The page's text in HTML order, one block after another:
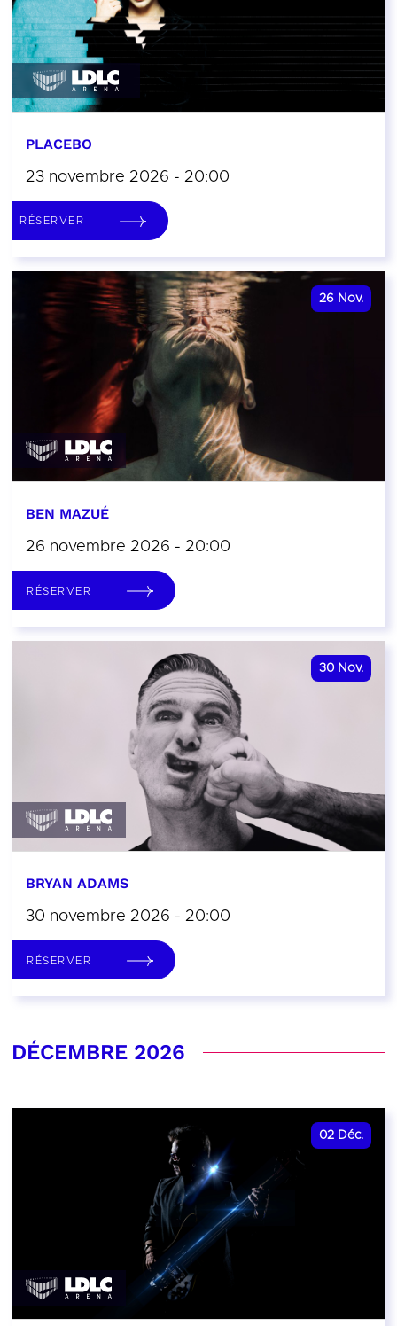
PLACEBO
23 novembre 2026 - 20:00
RÉSERVER
26 Nov.
BEN MAZUÉ
26 novembre 2026 - 20:00
RÉSERVER
30 Nov.
BRYAN ADAMS
30 novembre 2026 - 20:00
RÉSERVER
DÉCEMBRE 2026
02 Déc.